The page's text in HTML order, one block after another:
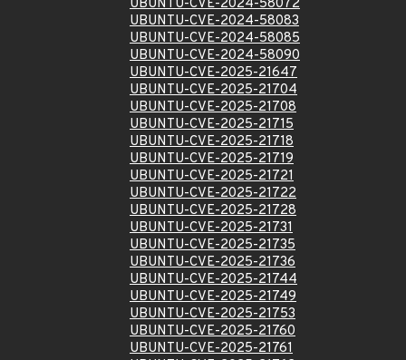
UBUNTU-CVE-2024-58072
UBUNTU-CVE-2024-58083
UBUNTU-CVE-2024-58085
UBUNTU-CVE-2024-58090
UBUNTU-CVE-2025-21647
UBUNTU-CVE-2025-21704
UBUNTU-CVE-2025-21708
UBUNTU-CVE-2025-21715
UBUNTU-CVE-2025-21718
UBUNTU-CVE-2025-21719
UBUNTU-CVE-2025-21721
UBUNTU-CVE-2025-21722
UBUNTU-CVE-2025-21728
UBUNTU-CVE-2025-21731
UBUNTU-CVE-2025-21735
UBUNTU-CVE-2025-21736
UBUNTU-CVE-2025-21744
UBUNTU-CVE-2025-21749
UBUNTU-CVE-2025-21753
UBUNTU-CVE-2025-21760
UBUNTU-CVE-2025-21761